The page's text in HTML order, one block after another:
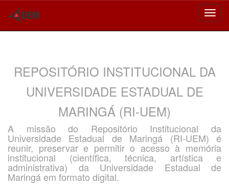
REPOSITÓRIO INSTITUCIONAL DA
UNIVERSIDADE ESTADUAL DE
MARINGÁ (RI-UEM)
A missão do Repositório Institucional da
Universidade Estadual de Maringá (RI-UEM) é
reunir, preservar e permitir o acesso à memória
institucional (científica, técnica, artística e
administrativa) da Universidade Estadual de
Maringá em formato digital.